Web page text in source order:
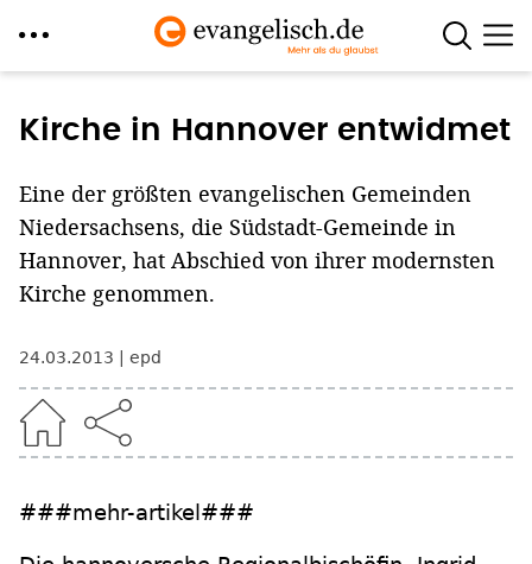
zum
Kirche in Hannover entwidmet
Eine der größten evangelischen Gemeinden
Niedersachsens, die Südstadt-Gemeinde in
Hannover, hat Abschied von ihrer modernsten
Kirche genommen.
24.03.2013 epd
###mehr-artikel###